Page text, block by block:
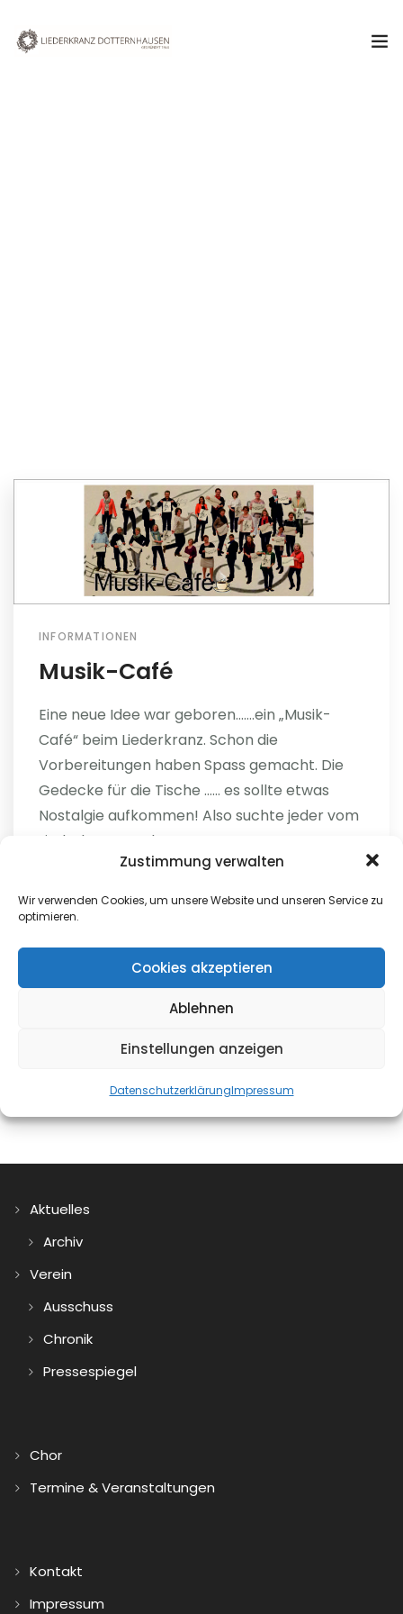
Zustimmung verwalten
Wir verwenden Cookies, um unsere Website und unseren Service zu
optimieren.
Cookies akzeptieren
Ablehnen
Einstellungen anzeigen
DatenschutzerklärungImpressum
INFORMATIONEN
Musik-Café
Eine neue Idee war geboren…….ein „Musik-
Café“ beim Liederkranz. Schon die
Vorbereitungen haben Spass gemacht. Die
Gedecke für die Tische …… es sollte etwas
Nostalgie aufkommen! Also suchte jeder vom
Liederkranz nach...
0
Aktuelles
Archiv
Verein
Ausschuss
Chronik
Pressespiegel
Chor
Termine & Veranstaltungen
Kontakt
Impressum